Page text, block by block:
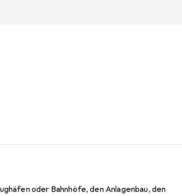
oder Bahnhöfe, den Anlagenbau, den